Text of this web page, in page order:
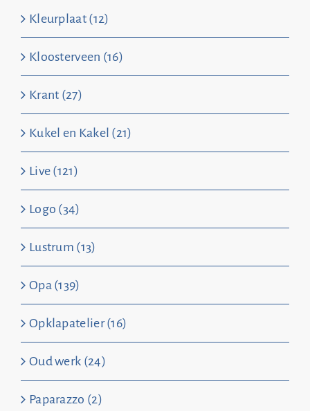
Kleurplaat (12)
Kloosterveen (16)
Krant (27)
Kukel en Kakel (21)
Live (121)
Logo (34)
Lustrum (13)
Opa (139)
Opklapatelier (16)
Oud werk (24)
Paparazzo (2)